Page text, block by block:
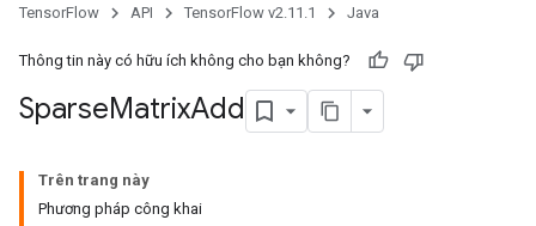
TensorFlow API TensorFlow v2.11.1 Java
Thông tin này có hữu ích không cho bạn không?
SparseMatrixAdd
Trên trang này
Phương pháp công khai